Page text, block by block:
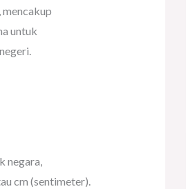
untuk
negara,
cm (sentimeter).